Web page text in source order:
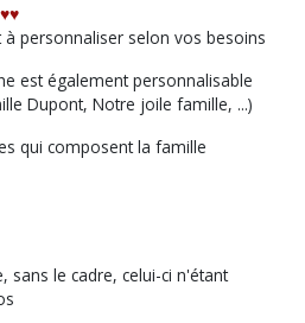
personnaliser selon vos besoins
est également personnalisable
Dupont, Notre joile famille, ...)
qui composent la famille
sans le cadre, celui-ci n'étant